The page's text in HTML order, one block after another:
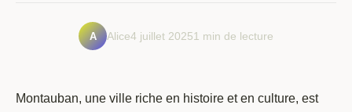
A Alice4 juillet 20251 min de lecture
Montauban, une ville riche en histoire et en culture, est